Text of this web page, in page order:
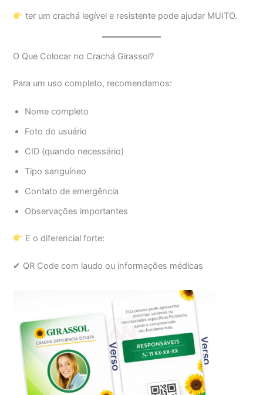
ter um crachá legível e resistente pode ajudar MUITO.
O Que Colocar no Crachá Girassol?
Para um uso completo, recomendamos:
Nome completo
Foto do usuário
CID (quando necessário)
Tipo sanguíneo
Contato de emergência
Observações importantes
E o diferencial forte:
✔ QR Code com laudo ou informações médicas